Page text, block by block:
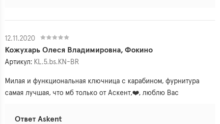
12.11.2020
Кожухарь Олеся Владимировна, Фокино
Артикул: KL.5.bs.KN-BR
Милая и функциональная ключница с карабином, фурнитура
самая лучшая, что мб только от Аскент,❤️, люблю Вас
Ответ Askent